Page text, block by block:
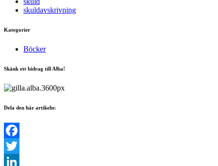
skuldavskrivning
Kategorier
Böcker
Skänk ett bidrag till Alba!
Dela den här artikeln:
Facebook
Twitter